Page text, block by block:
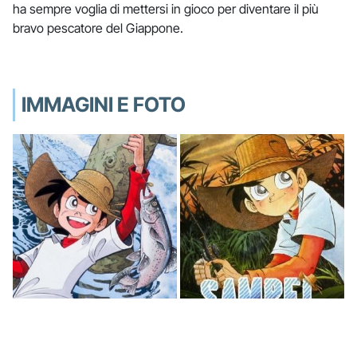
ha sempre voglia di mettersi in gioco per diventare il più
bravo pescatore del Giappone.
IMMAGINI E FOTO